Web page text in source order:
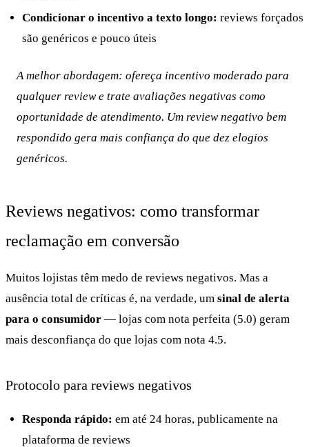
Condicionar o incentivo a texto longo: reviews forçados
são genéricos e pouco úteis
A melhor abordagem: ofereça incentivo moderado para
qualquer review e trate avaliações negativas como
oportunidade de atendimento. Um review negativo bem
respondido gera mais confiança do que dez elogios
genéricos.
Reviews negativos: como transformar
reclamação em conversão
Muitos lojistas têm medo de reviews negativos. Mas a
ausência total de críticas é, na verdade, um sinal de alerta
para o consumidor — lojas com nota perfeita (5.0) geram
mais desconfiança do que lojas com nota 4.5.
Protocolo para reviews negativos
Responda rápido: em até 24 horas, publicamente na
plataforma de reviews